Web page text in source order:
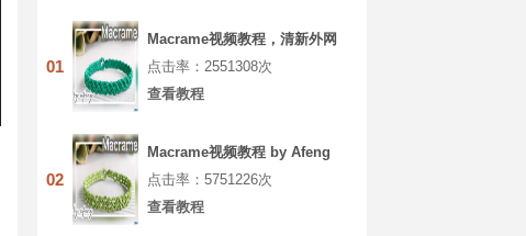
01
Macrame视频教程，清新外网
手链编织步骤
点击率：2551308次
查看教程
02
Macrame视频教程 by Afeng
编绳,6股绳编法
（1）,Macrame视频教程 手链
点击率：5751226次
查看教程